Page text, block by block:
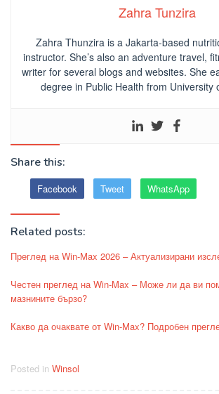
Zahra Tunzira
Zahra Thunzira is a Jakarta-based
instructor. She’s also an adventure travel,
writer for several blogs and websites. She
degree in Public Health from University
Share this:
Facebook Tweet WhatsApp
Related posts:
Преглед на Win-Max 2026 – Актуализирани
Честен преглед на Win-Max – Може ли да ви
мазнините бързо?
Какво да очаквате от Win-Max? Подробен
Posted in Winsol